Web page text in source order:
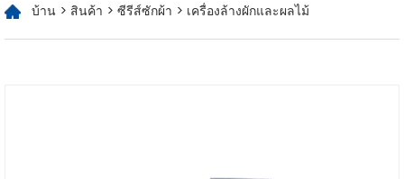
บ้าน > สินค้า > ซีรีส์ซักผ้า > เครื่องล้างผักและผลไม้